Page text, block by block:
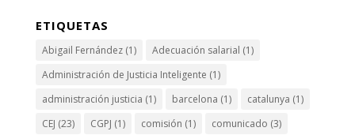
ETIQUETAS
Abigail Fernández(1) Adecuación salarial (1)
Administración de Justicia Inteligente (1)
administración justicia (1) barcelona (1) catalunya (1)
CEJ (23) CGPJ (1) comisión (1) comunicado (3)